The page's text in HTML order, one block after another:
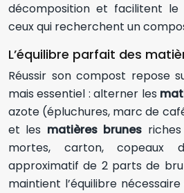
décomposition et facilitent le
ceux qui recherchent un
L’équilibre parfait des
Réussir son compost repose
mais essentiel : alterner les
azote (épluchures, marc de
et les matières brunes
mortes, carton, copeaux
approximatif de 2 parts de
maintient l’équilibre